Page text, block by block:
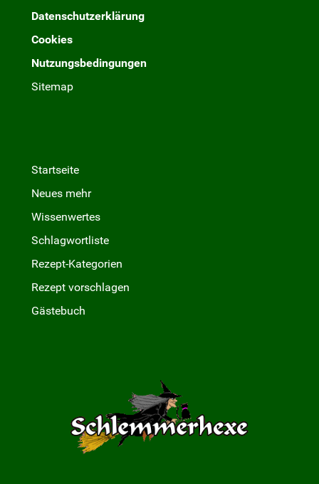
Datenschutzerklärung
Cookies
Nutzungsbedingungen
Sitemap
Startseite
Neues mehr
Wissenwertes
Schlagwortliste
Rezept-Kategorien
Rezept vorschlagen
Gästebuch